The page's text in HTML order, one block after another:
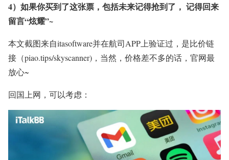
4）如果你买到了这张票，包括未来记得抢到了， 记得回来
留言“炫耀”~
本文截图来自itasoftware并在航司APP上验证过，是比价链
接（piao.tips/skyscanner)，当然，价格差不多的话，官网最
放心~
回国上网，可以考虑：